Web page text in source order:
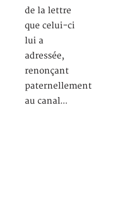
de la lettre
que celui-ci
lui a
adressée,
renonçant
paternellement
au canal…